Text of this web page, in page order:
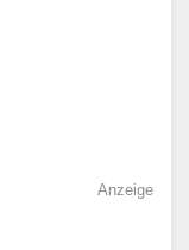
Anzeige